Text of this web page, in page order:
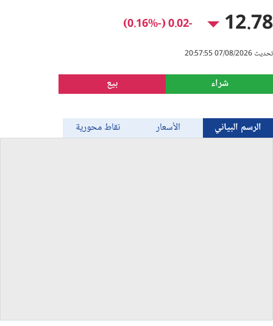
USD/CHF
Bitcoin/USD
12.78
-0.02 (-0.16%)
شراء بيع
تحديث 07/08/2026 20:57:55
الرسم البياني الأسعار نقاط محورية